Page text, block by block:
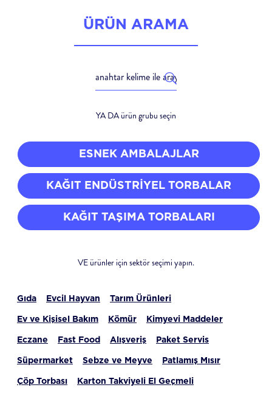
ÜRÜN ARAMA
YA DA ürün grubu seçin
ESNEK AMBALAJLAR
KAĞIT ENDÜSTRIYEL TORBALAR
KAĞIT TAŞIMA TORBALARI
VE ürünler için sektör seçimi yapın.
Gıda Evcil Hayvan Tarım Ürünleri
Ev ve Kişisel Bakım Kömür Kimyevi Maddeler
Eczane Fast Food Alışveriş Paket Servis
Süpermarket Sebze ve Meyve Patlamış Mısır
Çöp Torbası Karton Takviyeli El Geçmeli